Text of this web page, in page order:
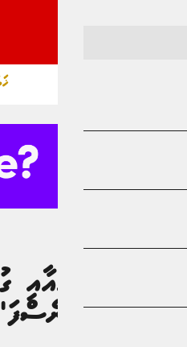
"ސިއްޙީ ވުޒާރާއާއި
ބަދަލުތަކެއް